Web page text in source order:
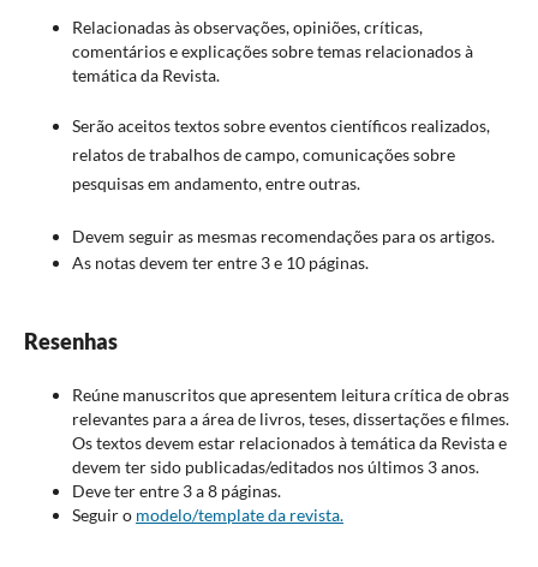
Relacionadas às observações, opiniões, críticas,
comentários e explicações sobre temas relacionados à
temática da Revista.
Serão aceitos textos sobre eventos científicos realizados,
relatos de traba­lhos de campo, comunicações sobre
pesquisas em andamento, entre outras.
Devem seguir as mesmas recomendações para os artigos.
As notas devem ter entre 3 e 10 páginas.
Resenhas
Reúne manuscritos que apresentem leitura crítica de obras
relevantes para a área de livros, teses, dissertações e filmes.
Os textos devem estar relacionados à temática da Revista e
devem ter sido publicadas/editados nos últimos 3 anos.
Deve ter entre 3 a 8 páginas.
Seguir o modelo/template da revista.